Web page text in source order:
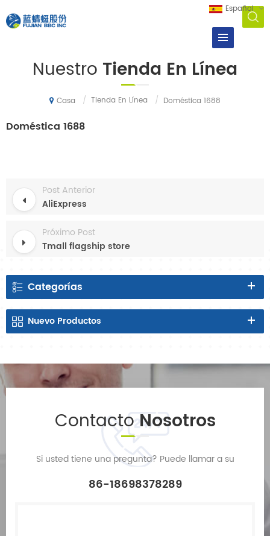
Español
Nuestro Tienda En Línea
Casa / Tienda En Línea / Doméstica 1688
Doméstica 1688
Post Anterior
AliExpress
Próximo Post
Tmall flagship store
Categorías
Nuevo Productos
ContactoNosotros
Si usted tiene una pregunta? Puede llamar a su
86-18698378289